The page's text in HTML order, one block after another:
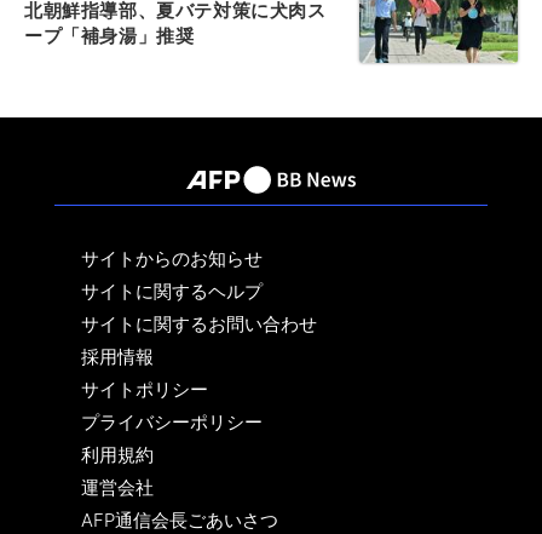
北朝鮮指導部、夏バテ対策に犬肉ス
ープ「補身湯」推奨
サイトからのお知らせ
サイトに関するヘルプ
サイトに関するお問い合わせ
採用情報
サイトポリシー
プライバシーポリシー
利用規約
運営会社
AFP通信会長ごあいさつ